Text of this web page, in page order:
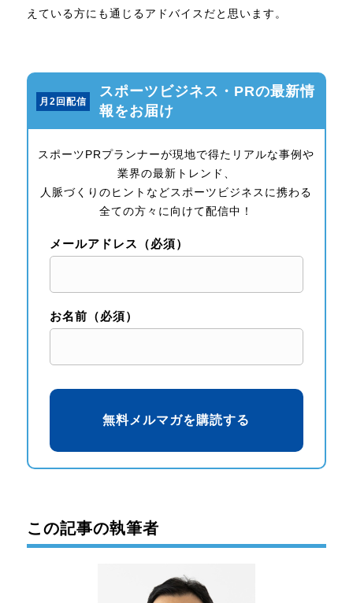
えている方にも通じるアドバイスだと思います。
月2回配信
スポーツビジネス・PRの最新情
報をお届け
スポーツPRプランナーが現地で得たリアルな事例や
業界の最新トレンド、
人脈づくりのヒントなどスポーツビジネスに携わる
全ての方々に向けて配信中！
メールアドレス（必須）
お名前（必須）
この記事の執筆者